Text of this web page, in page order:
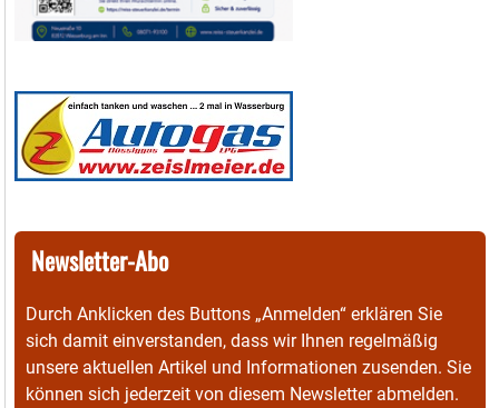
Newsletter-Abo
Durch Anklicken des Buttons „Anmelden“ erklären Sie
sich damit einverstanden, dass wir Ihnen regelmäßig
unsere aktuellen Artikel und Informationen zusenden. Sie
können sich jederzeit von diesem Newsletter abmelden.